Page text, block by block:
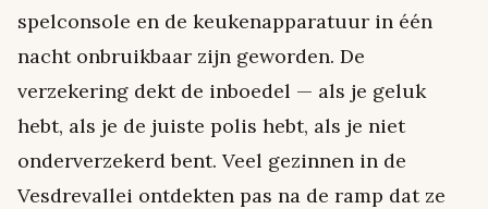
spelconsole en de keukenapparatuur in één
nacht onbruikbaar zijn geworden. De
verzekering dekt de inboedel — als je geluk
hebt, als je de juiste polis hebt, als je niet
onderverzekerd bent. Veel gezinnen in de
Vesdrevallei ontdekten pas na de ramp dat ze